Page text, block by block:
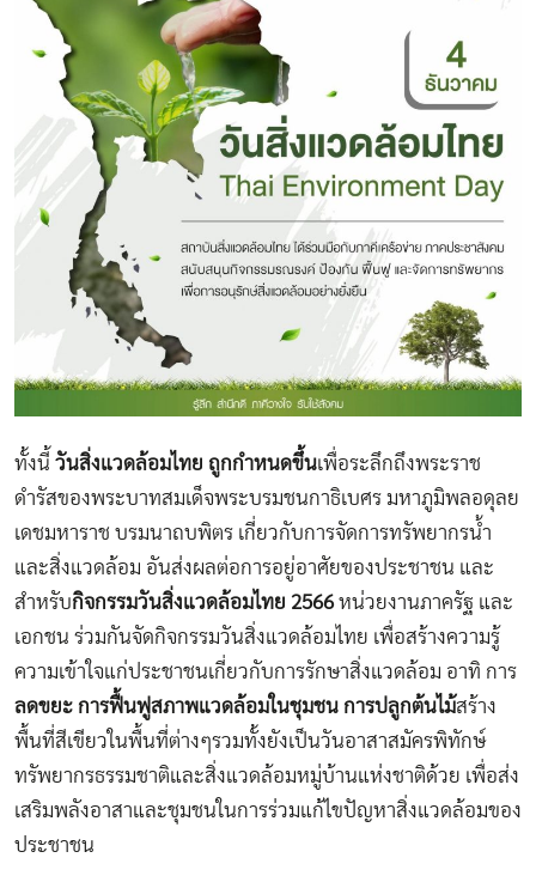
ทั้งนี้ วันสิ่งแวดล้อมไทย ถูกกำหนดขึ้นเพื่อระลึกถึงพระราช
ดำรัสของพระบาทสมเด็จพระบรมชนกาธิเบศร มหาภูมิพลอดุลย
เดชมหาราช บรมนาถบพิตร เกี่ยวกับการจัดการทรัพยากรน้ำ
และสิ่งแวดล้อม อันส่งผลต่อการอยู่อาศัยของประชาชน และ
สำหรับกิจกรรมวันสิ่งแวดล้อมไทย 2566หน่วยงานภาครัฐ และ
เอกชน ร่วมกันจัดกิจกรรมวันสิ่งแวดล้อมไทย เพื่อสร้างความรู้
ความเข้าใจแก่ประชาชนเกี่ยวกับการรักษาสิ่งแวดล้อม อาทิ การ
ลดขยะ การฟื้นฟูสภาพแวดล้อมในชุมชน การปลูกต้นไม้สร้าง
พื้นที่สีเขียวในพื้นที่ต่างๆรวมทั้งยังเป็นวันอาสาสมัครพิทักษ์
ทรัพยากรธรรมชาติและสิ่งแวดล้อมหมู่บ้านแห่งชาติด้วย เพื่อส่ง
เสริมพลังอาสาและชุมชนในการร่วมแก้ไขปัญหาสิ่งแวดล้อมของ
ประชาชน